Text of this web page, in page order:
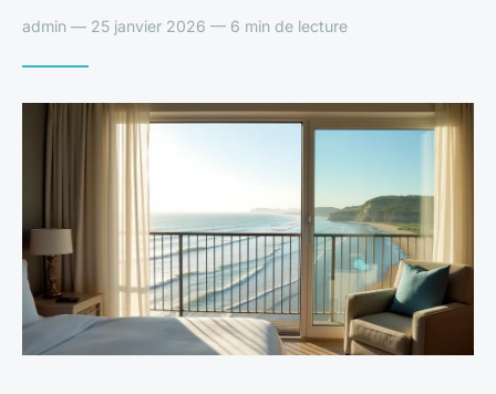
admin — 25 janvier 2026 — 6 min de lecture